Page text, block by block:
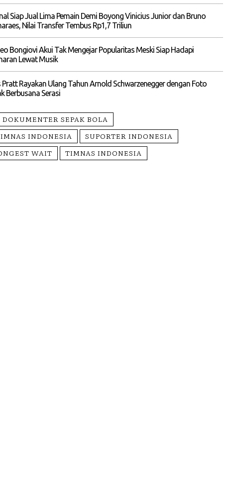
Siap Jual Lima Pemain Demi Boyong Vinicius Junior dan Bruno
Nilai Transfer Tembus Rp1,7 Triliun
Bongiovi Akui Tak Mengejar Popularitas Meski Siap Hadapi
Lewat Musik
Pratt Rayakan Ulang Tahun Arnold Schwarzenegger dengan Foto
Berbusana Serasi
DOKUMENTER SEPAK BOLA
INDONESIA
SUPORTER INDONESIA
WAIT
TIMNAS INDONESIA